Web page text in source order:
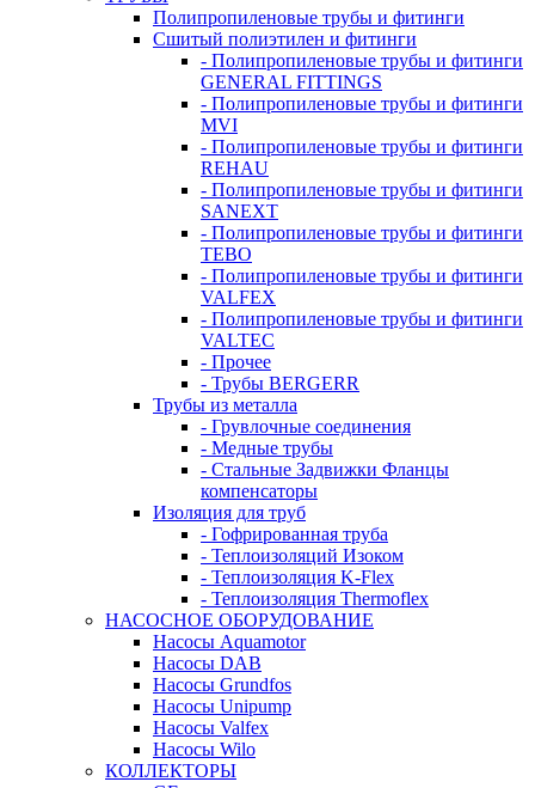
Полипропиленовые трубы и фитинги
Сшитый полиэтилен и фитинги
- Полипропиленовые трубы и фитинги
GENERAL FITTINGS
- Полипропиленовые трубы и фитинги
MVI
- Полипропиленовые трубы и фитинги
REHAU
- Полипропиленовые трубы и фитинги
SANEXT
- Полипропиленовые трубы и фитинги
TEBO
- Полипропиленовые трубы и фитинги
VALFEX
- Полипропиленовые трубы и фитинги
VALTEC
- Прочее
- Трубы BERGERR
Трубы из металла
- Грувлочные соединения
- Медные трубы
- Стальные Задвижки Фланцы
компенсаторы
Изоляция для труб
- Гофрированная труба
- Теплоизоляций Изоком
- Теплоизоляция K-Flex
- Теплоизоляция Thermoflex
НАСОСНОЕ ОБОРУДОВАНИЕ
Насосы Aquamotor
Насосы DAB
Насосы Grundfos
Насосы Unipump
Насосы Valfex
Насосы Wilo
КОЛЛЕКТОРЫ